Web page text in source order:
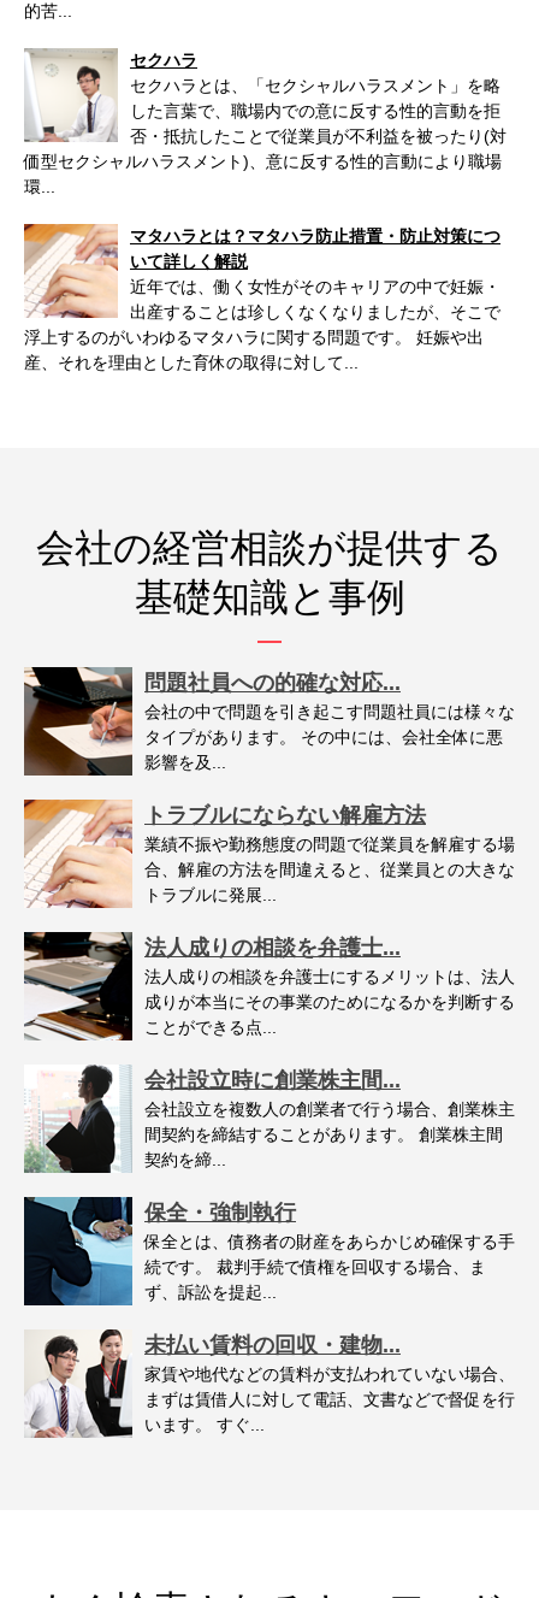
的苦...
セクハラ
セクハラとは、「セクシャルハラスメント」を略
した言葉で、職場内での意に反する性的言動を拒
否・抵抗したことで従業員が不利益を被ったり(対
価型セクシャルハラスメント)、意に反する性的言動により職場
環...
マタハラとは？マタハラ防止措置・防止対策につ
いて詳しく解説
近年では、働く女性がそのキャリアの中で妊娠・
出産することは珍しくなくなりましたが、そこで
浮上するのがいわゆるマタハラに関する問題です。 妊娠や出
産、それを理由とした育休の取得に対して...
会社の経営相談が提供する
基礎知識と事例
問題社員への的確な対応...
会社の中で問題を引き起こす問題社員には様々な
タイプがあります。 その中には、会社全体に悪
影響を及...
トラブルにならない解雇方法
業績不振や勤務態度の問題で従業員を解雇する場
合、解雇の方法を間違えると、従業員との大きな
トラブルに発展...
法人成りの相談を弁護士...
法人成りの相談を弁護士にするメリットは、法人
成りが本当にその事業のためになるかを判断する
ことができる点...
会社設立時に創業株主間...
会社設立を複数人の創業者で行う場合、創業株主
間契約を締結することがあります。 創業株主間
契約を締...
保全・強制執行
保全とは、債務者の財産をあらかじめ確保する手
続です。 裁判手続で債権を回収する場合、ま
ず、訴訟を提起...
未払い賃料の回収・建物...
家賃や地代などの賃料が支払われていない場合、
まずは賃借人に対して電話、文書などで督促を行
います。 すぐ...